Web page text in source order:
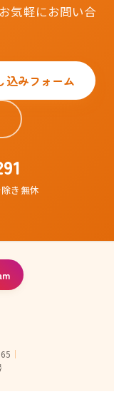
気軽にお問い合
込みフォーム
き無休
｜